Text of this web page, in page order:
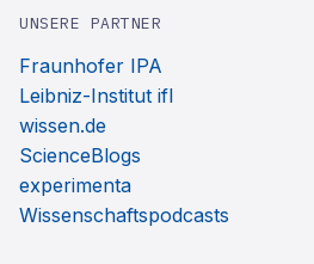
UNSERE PARTNER
Fraunhofer IPA
Leibniz-Institut ifl
wissen.de
ScienceBlogs
experimenta
Wissenschaftspodcasts